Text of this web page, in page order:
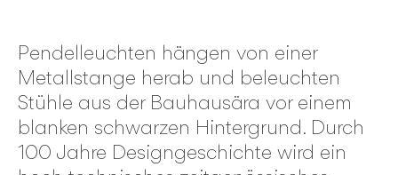
Pendelleuchten hängen von einer
Metallstange herab und beleuchten
Stühle aus der Bauhausära vor einem
blanken schwarzen Hintergrund. Durch
100 Jahre Designgeschichte wird ein